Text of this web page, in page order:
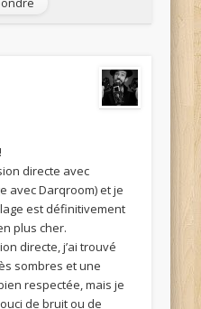
directe avec
avec Darqroom) et je
est définitivement
plus cher.
directe, j’ai trouvé
sombres et une
respectée, mais je
de bruit ou de